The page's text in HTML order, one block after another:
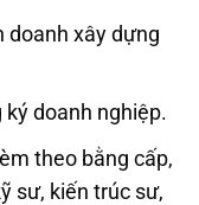
doanh xây dựng
ký doanh nghiệp.
theo bằng cấp,
sư, kiến trúc sư,